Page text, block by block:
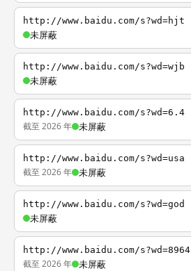
http://www.baidu.com/s?wd=hjt
未屏蔽
http://www.baidu.com/s?wd=wjb
未屏蔽
http://www.baidu.com/s?wd=6.4
截至 2026 年 未屏蔽
http://www.baidu.com/s?wd=usa
截至 2026 年 未屏蔽
http://www.baidu.com/s?wd=god
未屏蔽
http://www.baidu.com/s?wd=8964
截至 2026 年 未屏蔽